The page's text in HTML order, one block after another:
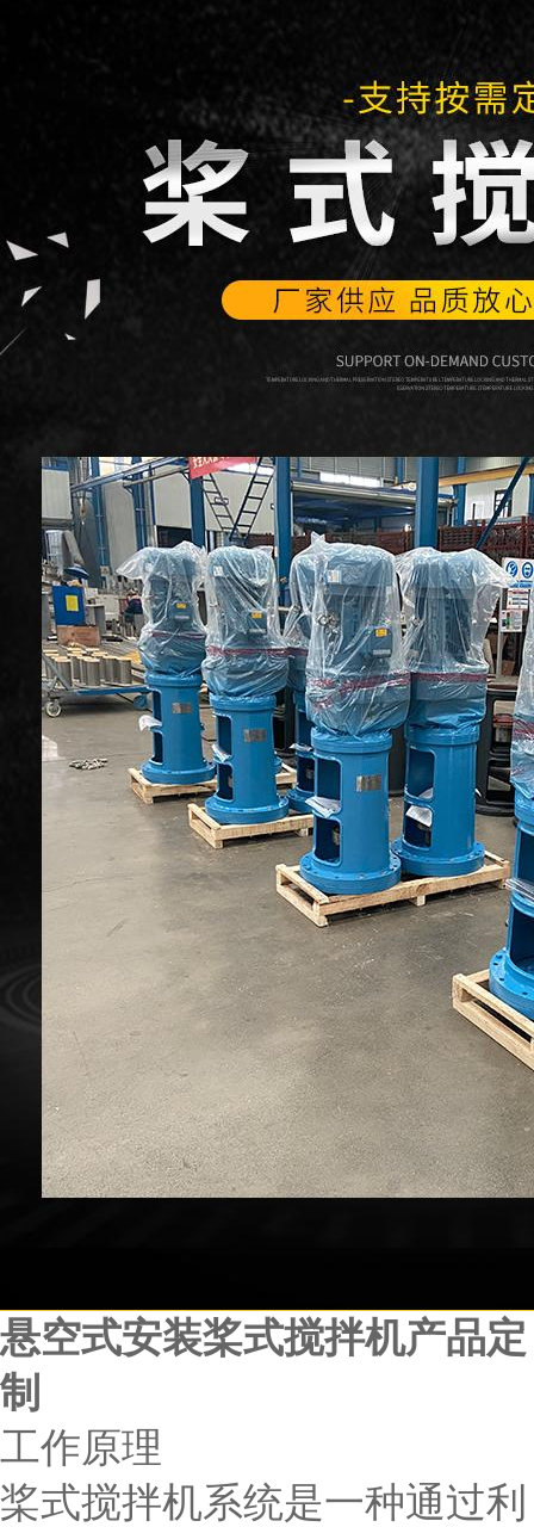
悬空式安装桨式搅拌机产品定
制
工作原理
桨式搅拌机系统是一种通过利